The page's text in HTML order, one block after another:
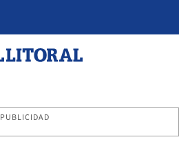
PUBLICIDAD